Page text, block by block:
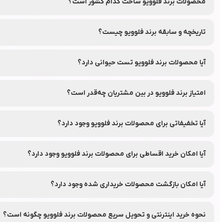
تاریخچه و سابقه برند فلوویو چیست؟
آیا محصولات برند فلوویو تست حیوانی دارد؟
امتیاز برند فلوویو در بین مشتریان چه‌قدر است؟
آیا تخفیفاتی برای محصولات برند فلوویو وجود دارد؟
آیا امکان خرید اقساطی برای محصولات برند فلوویو وجود دارد؟
آیا امکان بازگشت محصولات خریداری شده وجود دارد؟
نحوه خرید اینترنتی و تحویل سریع محصولات برند فلوویو چگونه است؟